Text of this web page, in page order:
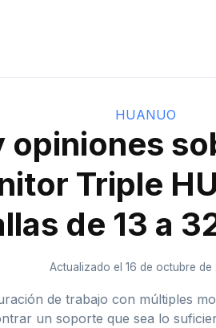
HUANUO
opiniones
Triple
de 13 a
Actualizado el 16 de octubre de
de trabajo con múltiples
un soporte que sea lo